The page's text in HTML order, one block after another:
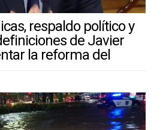
respaldo político y
de Javier
la reforma del